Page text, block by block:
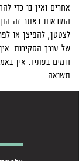
אחרים ואין בו כדי
המובאות באתר זה
לצטטן, להפיצן או
של עורך הסקירות.
דומים בעתיד. אין
תשואה.